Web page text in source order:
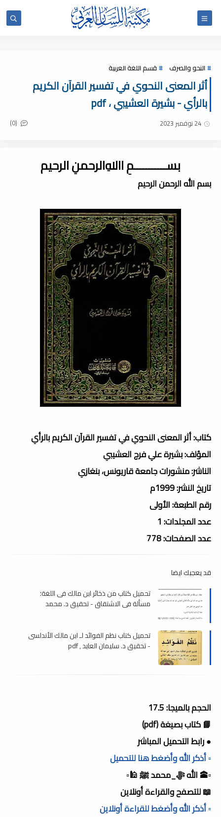
النحو والصرف قسم اللغة العربية
أثر المعنى النحوي في تفسير القرآن الكريم
بالرأي - بشيرة العشيبي ، pdf
24 نوفمبر 2023 (0)
بســـــــــــمِ اﷲِالرحمنِ الرحيم
بسم الله الرحمن الرحيم
كتاب: أثر المعنى النحوي في تفسير القرآن الكريم بالرأي
المؤلف: بشيرة علي فرج العشيبي
الناشر: منشورات جامعة قاريونس، بنغازي
تاريخ النشر: 1999م
رقم الطبعة: الأولى
عدد المجلدات: 1
عدد الصفحات: 778
قد يعجبك ايضا
تحميل كتاب من ذخائر ابن مالك فى اللغة؛
مسألة في الاشتقاق - تحقيق د. محمد
تحميل كتاب نظم الفوائد لـ ابن مالك الأندلسى
- تحقيق د. سليمان العايد , pdf
الحجم بالميجا: 17.5
📘 كتاب بصيغة (pdf)
● رابط التحميل المباشر
▫️ أذكر الله وأضغط هنا للتحميل
▫️🕋 الله ﷻ_محمد ﷺ 🕌▫️
📖 للتصفح والقراءة أونلاين
▫️ أذكر الله وأضغط للقراءة أونلاين